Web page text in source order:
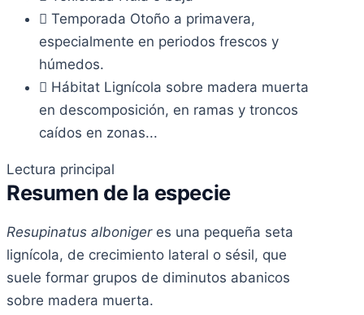
Temporada Otoño a primavera,
especialmente en periodos frescos y
húmedos.
Hábitat Lignícola sobre madera muerta
en descomposición, en ramas y troncos
caídos en zonas...
Lectura principal
Resumen de la especie
Resupinatus albonigeres una pequeña seta
lignícola, de crecimiento lateral o sésil, que
suele formar grupos de diminutos abanicos
sobre madera muerta.